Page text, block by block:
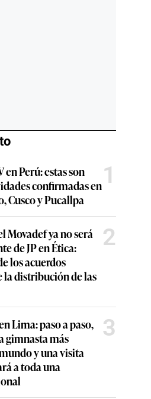
en Perú: estas son
confirmadas en
Cusco y Pucallpa
1
Movadef ya no será
de JP en Ética:
los acuerdos
la distribución de las
2
Lima: paso a paso,
gimnasta más
y una visita
a toda una
3